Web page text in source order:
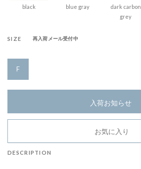
black blue gray
dark carbon
grey
SIZE 再入荷メール受付中
F
入荷お知らせ
お気に入り
DESCRIPTION